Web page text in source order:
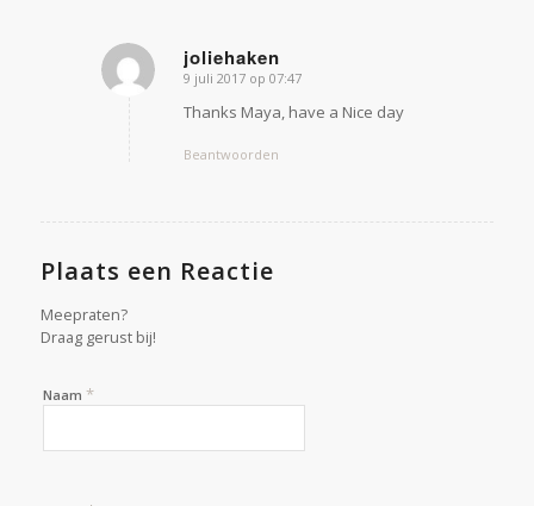
joliehaken
zegt:
9 juli 2017 op 07:47
Thanks Maya, have a Nice day
Beantwoorden
Plaats een Reactie
Meepraten?
Draag gerust bij!
Naam *